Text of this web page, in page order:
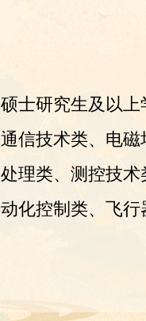
硕士研究生及以上
通信技术类、电
处理类、测控技
动化控制类、飞行